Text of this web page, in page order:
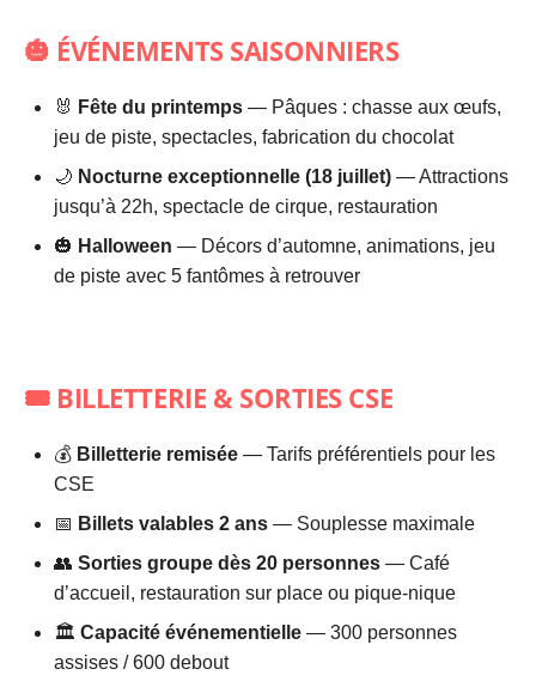
🎃 ÉVÉNEMENTS SAISONNIERS
🐰 Fête du printemps — Pâques : chasse aux œufs,
jeu de piste, spectacles, fabrication du chocolat
🌙 Nocturne exceptionnelle (18 juillet) — Attractions
jusqu’à 22h, spectacle de cirque, restauration
🎃 Halloween — Décors d’automne, animations, jeu
de piste avec 5 fantômes à retrouver
🎟️ BILLETTERIE & SORTIES CSE
💰 Billetterie remisée — Tarifs préférentiels pour les
CSE
📅 Billets valables 2 ans — Souplesse maximale
👥 Sorties groupe dès 20 personnes — Café
d’accueil, restauration sur place ou pique-nique
🏛️ Capacité événementielle — 300 personnes
assises / 600 debout